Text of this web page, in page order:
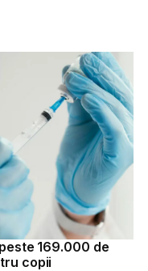
169.000 de
copii